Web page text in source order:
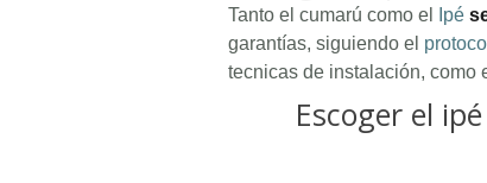
Tanto el cumarú como el Ipé
garantías, siguiendo el
tecnicas de instalación, como
Escoger el